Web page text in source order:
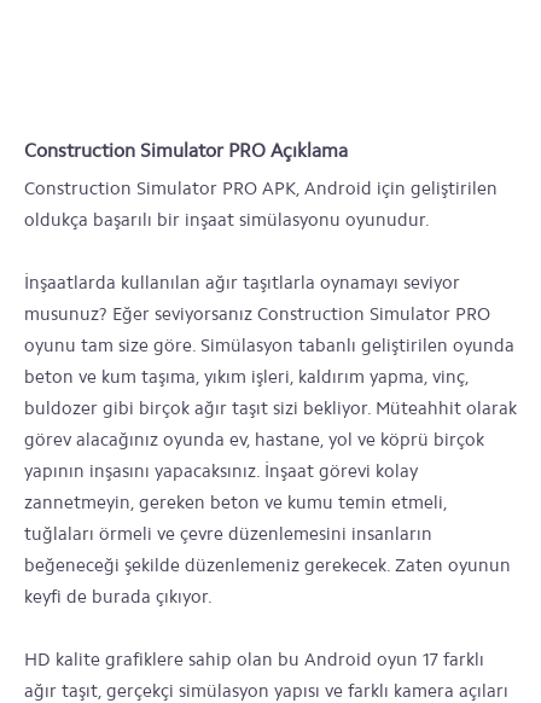
Construction Simulator PRO Açıklama
Construction Simulator PRO APK, Android için geliştirilen
oldukça başarılı bir inşaat simülasyonu oyunudur.
İnşaatlarda kullanılan ağır taşıtlarla oynamayı seviyor
musunuz? Eğer seviyorsanız Construction Simulator PRO
oyunu tam size göre. Simülasyon tabanlı geliştirilen oyunda
beton ve kum taşıma, yıkım işleri, kaldırım yapma, vinç,
buldozer gibi birçok ağır taşıt sizi bekliyor. Müteahhit olarak
görev alacağınız oyunda ev, hastane, yol ve köprü birçok
yapının inşasını yapacaksınız. İnşaat görevi kolay
zannetmeyin, gereken beton ve kumu temin etmeli,
tuğlaları örmeli ve çevre düzenlemesini insanların
beğeneceği şekilde düzenlemeniz gerekecek. Zaten oyunun
keyfi de burada çıkıyor.
HD kalite grafiklere sahip olan bu Android oyun 17 farklı
ağır taşıt, gerçekçi simülasyon yapısı ve farklı kamera açıları